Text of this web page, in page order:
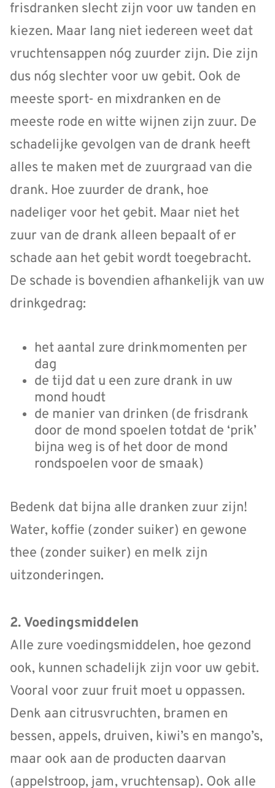
frisdranken slecht zijn voor uw tanden en
kiezen. Maar lang niet iedereen weet dat
vruchtensappen nóg zuurder zijn. Die zijn
dus nóg slechter voor uw gebit. Ook de
meeste sport- en mixdranken en de
meeste rode en witte wijnen zijn zuur. De
schadelijke gevolgen van de drank heeft
alles te maken met de zuurgraad van die
drank. Hoe zuurder de drank, hoe
nadeliger voor het gebit. Maar niet het
zuur van de drank alleen bepaalt of er
schade aan het gebit wordt toegebracht.
De schade is bovendien afhankelijk van uw
drinkgedrag:
het aantal zure drinkmomenten per
dag
de tijd dat u een zure drank in uw
mond houdt
de manier van drinken (de frisdrank
door de mond spoelen totdat de ‘prik’
bijna weg is of het door de mond
rondspoelen voor de smaak)
Bedenk dat bijna alle dranken zuur zijn!
Water, koffie (zonder suiker) en gewone
thee (zonder suiker) en melk zijn
uitzonderingen.
2. Voedingsmiddelen
Alle zure voedingsmiddelen, hoe gezond
ook, kunnen schadelijk zijn voor uw gebit.
Vooral voor zuur fruit moet u oppassen.
Denk aan citrusvruchten, bramen en
bessen, appels, druiven, kiwi’s en mango’s,
maar ook aan de producten daarvan
(appelstroop, jam, vruchtensap). Ook alle